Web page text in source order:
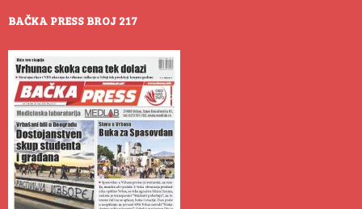
BAČKA PRESS BROJ 217